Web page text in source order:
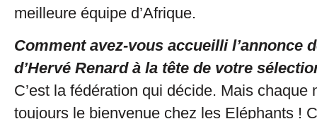
meilleure équipe d’Afrique.
Comment avez-vous accueilli l’annonce
d’Hervé Renard à la tête de votre
C’est la fédération qui décide. Mais chaque
toujours le bienvenue chez les Eléphants !